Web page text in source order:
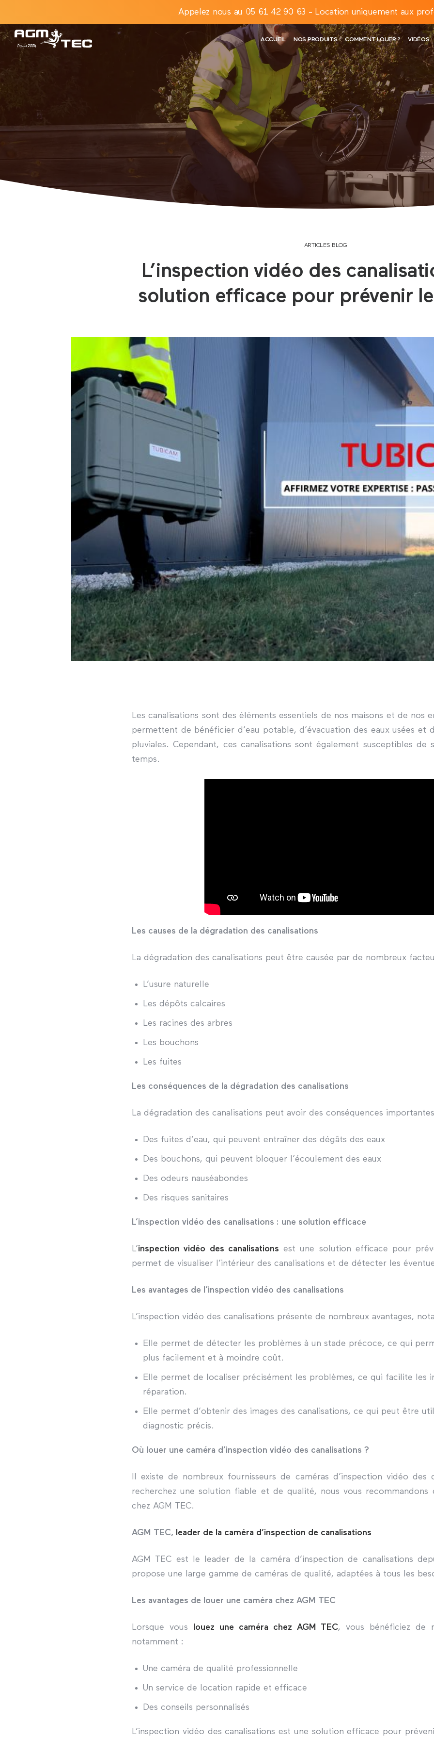
Appelez nous au 05 61 42 90 63 - Location uniquement aux
ACCUEIL NOS PRODUITS COMMENT LOUER ? VIDÉOS
ARTICLES BLOG
L’inspection vidéo des
solution efficace pour prévenir
Les canalisations sont des éléments essentiels de nos maisons et de nos
permettent de bénéficier d’eau potable, d’évacuation des eaux usées et
pluviales. Cependant, ces canalisations sont également susceptibles de
temps.
Les causes de la dégradation des canalisations
La dégradation des canalisations peut être causée par de nombreux
L’usure naturelle
Les dépôts calcaires
Les racines des arbres
Les bouchons
Les fuites
Les conséquences de la dégradation des canalisations
La dégradation des canalisations peut avoir des conséquences
Des fuites d’eau, qui peuvent entraîner des dégâts des eaux
Des bouchons, qui peuvent bloquer l’écoulement des eaux
Des odeurs nauséabondes
Des risques sanitaires
L’inspection vidéo des canalisations : une solution efficace
L’inspection vidéo des canalisations est une solution efficace pour
permet de visualiser l’intérieur des canalisations et de détecter les
Les avantages de l’inspection vidéo des canalisations
L’inspection vidéo des canalisations présente de nombreux avantages,
Elle permet de détecter les problèmes à un stade précoce, ce qui
plus facilement et à moindre coût.
Elle permet de localiser précisément les problèmes, ce qui facilite les
réparation.
Elle permet d’obtenir des images des canalisations, ce qui peut être
diagnostic précis.
Où louer une caméra d’inspection vidéo des canalisations ?
Il existe de nombreux fournisseurs de caméras d’inspection vidéo des
recherchez une solution fiable et de qualité, nous vous recommandons
chez AGM TEC.
AGM TEC, leader de la caméra d’inspection de canalisations
AGM TEC est le leader de la caméra d’inspection de canalisations
propose une large gamme de caméras de qualité, adaptées à tous les
Les avantages de louer une caméra chez AGM TEC
Lorsque vous louez une caméra chez AGM TEC, vous bénéficiez de
notamment :
Une caméra de qualité professionnelle
Un service de location rapide et efficace
Des conseils personnalisés
L’inspection vidéo des canalisations est une solution efficace pour